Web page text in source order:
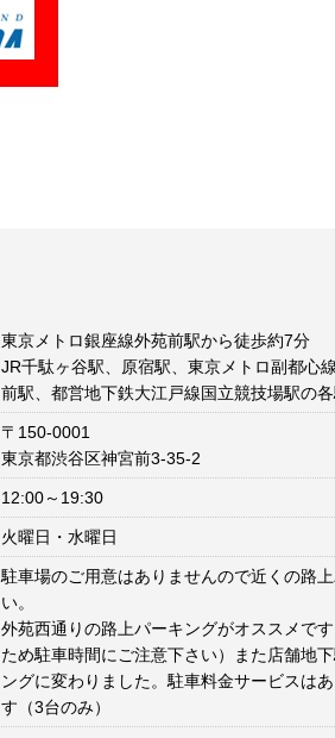
東京メトロ銀座線外苑前駅から徒歩約7分
JR千駄ヶ谷駅、原宿駅、東京メトロ副都心
前駅、都営地下鉄大江戸線国立競技場駅の
〒150-0001
東京都渋谷区神宮前3-35-2
12:00～19:30
火曜日・水曜日
駐車場のご用意はありませんので近くの路
い。
外苑西通りの路上パーキングがオススメで
ため駐車時間にご注意下さい）また店舗地
ングに変わりました。駐車料金サービスは
す（3台のみ）